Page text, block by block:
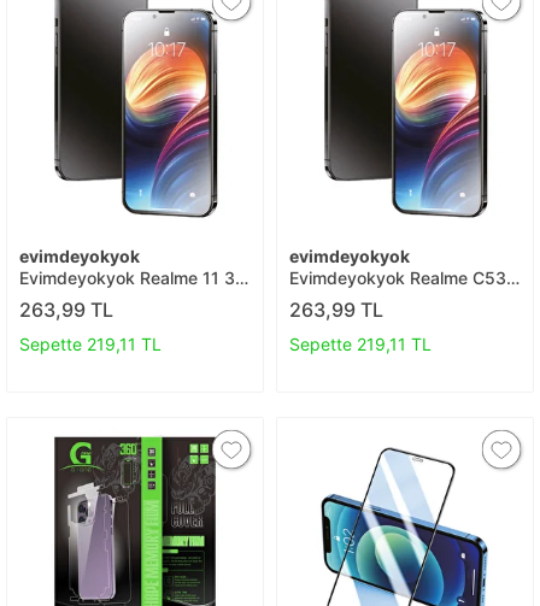
evimdeyokyok
Evimdeyokyok Realme 11 3d
Antistatik Mat Seramik Nano
Ekran Koruyucu T20
263,99 TL
Sepette 219,11 TL
evimdeyokyok
Evimdeyokyok Realme C53
3d Antistatik Mat Seramik
Nano Ekran Koruyucu T20
263,99 TL
Sepette 219,11 TL